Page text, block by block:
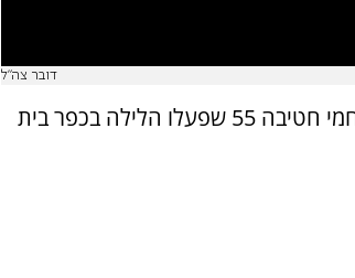
דובר צה"ל
צה"ל מפרסם היום (שישי) תיעוד דרמטי ממצלמות גוף של לוחמי חטיבה 55 שפעלו הלילה בכפר בית